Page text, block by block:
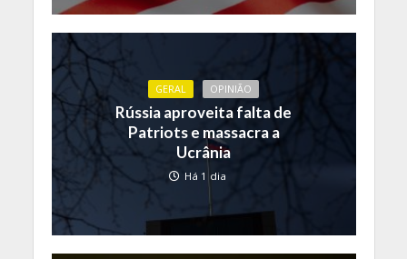
GERAL OPINIÃO
Rússia aproveita falta de
Patriots e massacra a
Ucrânia
Há 1 dia